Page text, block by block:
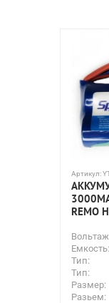
Black
Spard
Артикул:
REMO
Емкость:
Тип:
Тип:
Размер:
Разьем: